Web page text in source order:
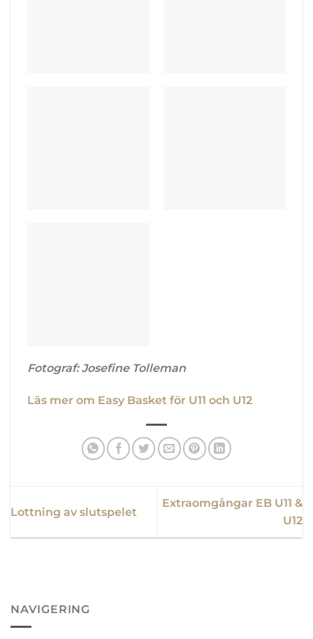
Fotograf: Josefine Tolleman
Läs mer om Easy Basket för U11 och U12
Lottning av slutspelet
Extraomgångar EB U11 &
U12
NAVIGERING